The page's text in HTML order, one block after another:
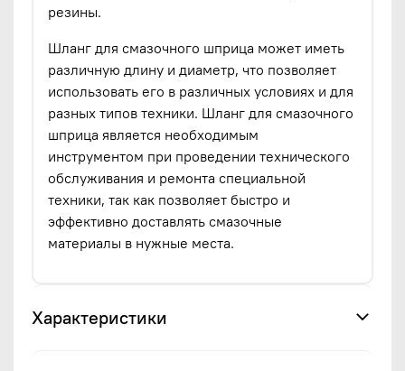
резины.
Шланг для смазочного шприца может иметь
различную длину и диаметр, что позволяет
использовать его в различных условиях и для
разных типов техники. Шланг для смазочного
шприца является необходимым
инструментом при проведении технического
обслуживания и ремонта специальной
техники, так как позволяет быстро и
эффективно доставлять смазочные
материалы в нужные места.
Характеристики